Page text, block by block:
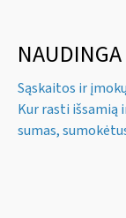
Sąskaitos ir
Kur rasti išsamią
sumas,